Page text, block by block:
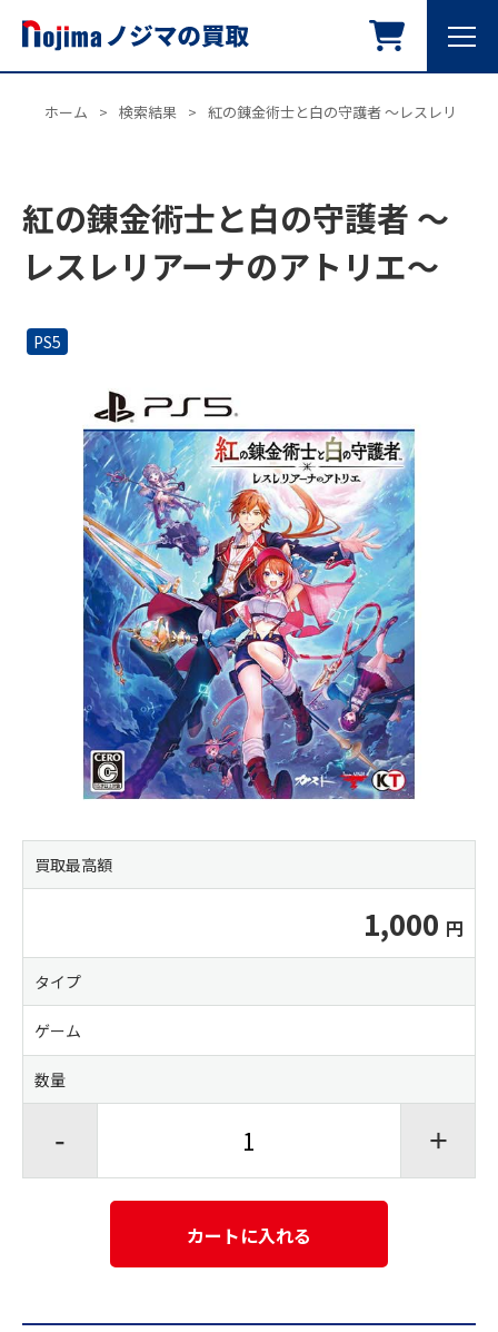
ホーム > 検索結果 > 紅の錬金術士と白の守護者 ～レスレリアー
紅の錬金術士と白の守護者 ～
レスレリアーナのアトリエ～
PS5
買取最高額
1,000
タイプ
ゲーム
数量
- +
カートに入れる